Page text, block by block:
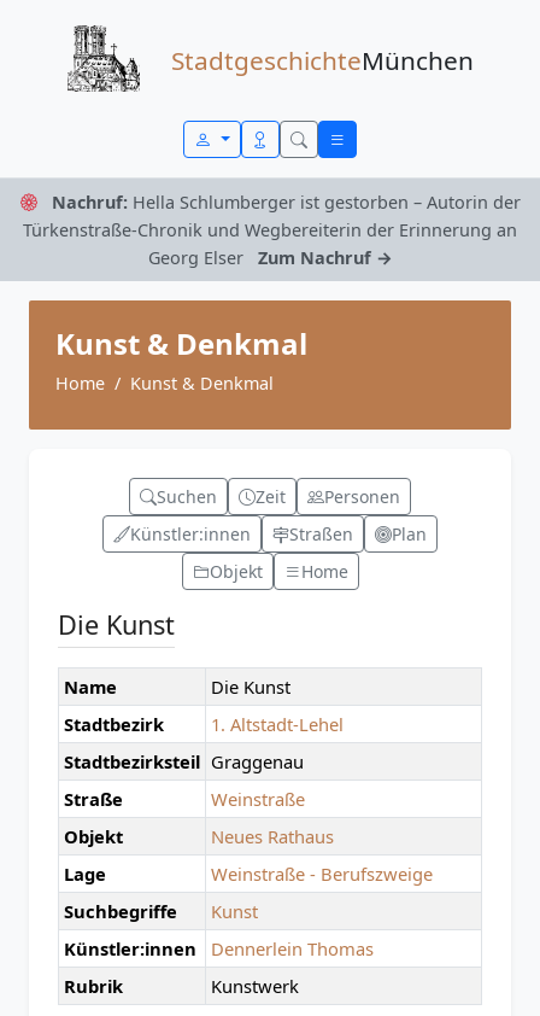
StadtgeschichteMünchen
Nachruf: Hella Schlumberger ist gestorben – Autorin der
Türkenstraße-Chronik und Wegbereiterin der Erinnerung an
Georg Elser
Zum Nachruf →
Kunst & Denkmal
Home Kunst & Denkmal
Suchen Zeit
Personen
Künstler:innen
Straßen
Plan
Objekt
Home
Die Kunst
Name
Die Kunst
Stadtbezirk
1. Altstadt-Lehel
Stadtbezirksteil Graggenau
Straße
Weinstraße
Objekt
Neues Rathaus
Lage
Weinstraße - Berufszweige
Suchbegriffe
Kunst
Künstler:innen
Dennerlein Thomas
Rubrik
Kunstwerk